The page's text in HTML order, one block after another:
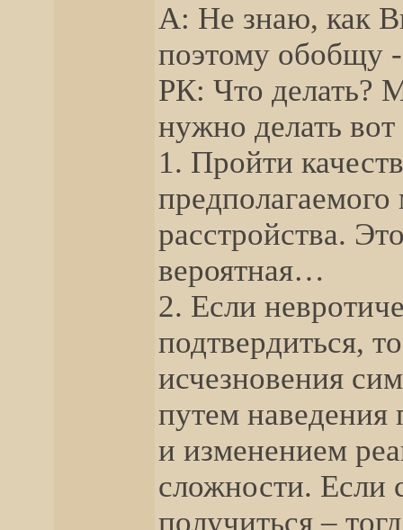
А: Не знаю, как
поэтому обобщу
РК: Что делать?
нужно делать вот
1. Пройти
расстройства.
вероятная…
2. Если
подтвердиться,
исчезновения
путем наведения
и изменением
сложности. Если
получиться –